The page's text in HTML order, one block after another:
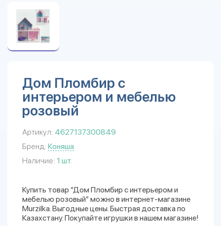
Дом Пломбир с
интерьером и мебелью
розовый
Артикул: 4627137300849
Бренд: Коняша
Наличие: 1 шт.
Купить товар “Дом Пломбир с интерьером и
мебелью розовый” можно в интернет-магазине
Murzilka. Выгодные цены. Быстрая доставка по
Казахстану. Покупайте игрушки в нашем магазине!